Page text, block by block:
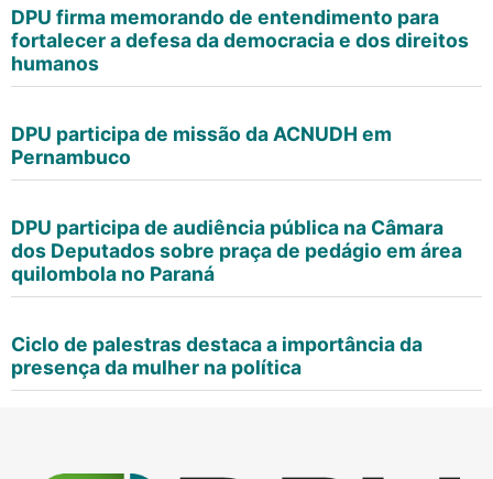
DPU firma memorando de entendimento para
fortalecer a defesa da democracia e dos direitos
humanos
DPU participa de missão da ACNUDH em
Pernambuco
DPU participa de audiência pública na Câmara
dos Deputados sobre praça de pedágio em área
quilombola no Paraná
Ciclo de palestras destaca a importância da
presença da mulher na política